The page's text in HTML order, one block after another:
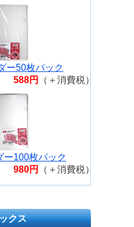
ー50枚パック
588円
（＋消費税）
ー100枚パック
980円
（＋消費税）
クス